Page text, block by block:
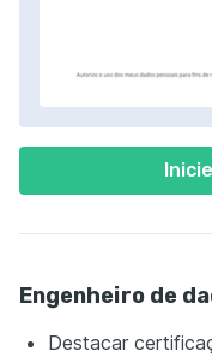
Engenheiro de
Destacar